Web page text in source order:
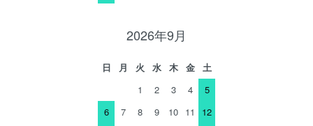
2026年9月
日 月 火 水 木 金
土
1
2 3 4
5
6
7 8 9 10 11
12